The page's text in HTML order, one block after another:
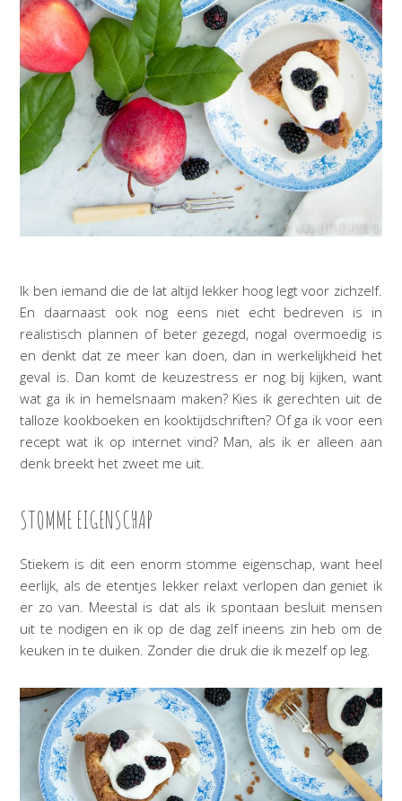
Ik ben iemand die de lat altijd lekker hoog legt voor zichzelf.
En daarnaast ook nog eens niet echt bedreven is in
realistisch plannen of beter gezegd, nogal overmoedig is
en denkt dat ze meer kan doen, dan in werkelijkheid het
geval is. Dan komt de keuzestress er nog bij kijken, want
wat ga ik in hemelsnaam maken? Kies ik gerechten uit de
talloze kookboeken en kooktijdschriften? Of ga ik voor een
recept wat ik op internet vind? Man, als ik er alleen aan
denk breekt het zweet me uit.
STOMME EIGENSCHAP
Stiekem is dit een enorm stomme eigenschap, want heel
eerlijk, als de etentjes lekker relaxt verlopen dan geniet ik
er zo van. Meestal is dat als ik spontaan besluit mensen
uit te nodigen en ik op de dag zelf ineens zin heb om de
keuken in te duiken. Zonder die druk die ik mezelf op leg.